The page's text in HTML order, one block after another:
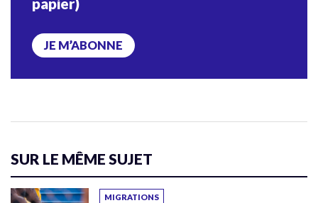
JE M’ABONNE
SUR LE MÊME SUJET
MIGRATIONS